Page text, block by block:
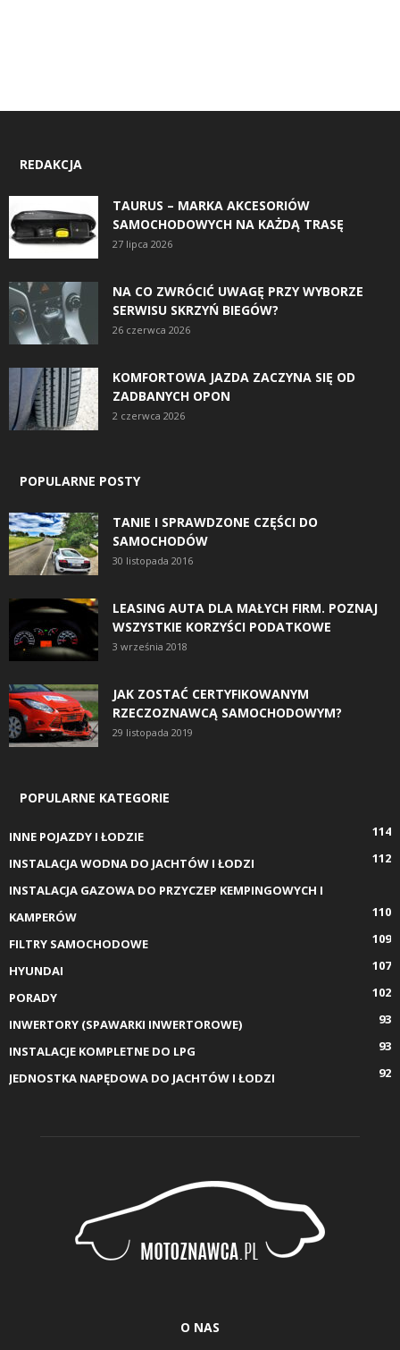
REDAKCJA
TAURUS – MARKA AKCESORIÓW
SAMOCHODOWYCH NA KAŻDĄ TRASĘ
27 lipca 2026
NA CO ZWRÓCIĆ UWAGĘ PRZY WYBORZE
SERWISU SKRZYŃ BIEGÓW?
26 czerwca 2026
KOMFORTOWA JAZDA ZACZYNA SIĘ OD
ZADBANYCH OPON
2 czerwca 2026
POPULARNE POSTY
TANIE I SPRAWDZONE CZĘŚCI DO
SAMOCHODÓW
30 listopada 2016
LEASING AUTA DLA MAŁYCH FIRM. POZNAJ
WSZYSTKIE KORZYŚCI PODATKOWE
3 września 2018
JAK ZOSTAĆ CERTYFIKOWANYM
RZECZOZNAWCĄ SAMOCHODOWYM?
29 listopada 2019
POPULARNE KATEGORIE
INNE POJAZDY I ŁODZIE
114
INSTALACJA WODNA DO JACHTÓW I ŁODZI
112
INSTALACJA GAZOWA DO PRZYCZEP KEMPINGOWYCH I
KAMPERÓW
110
FILTRY SAMOCHODOWE
109
HYUNDAI
107
PORADY
102
INWERTORY (SPAWARKI INWERTOROWE)
93
INSTALACJE KOMPLETNE DO LPG
93
JEDNOSTKA NAPĘDOWA DO JACHTÓW I ŁODZI
92
O NAS